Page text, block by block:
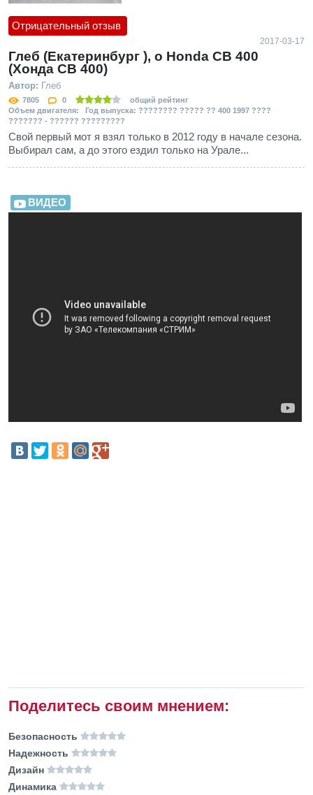
Отрицательный отзыв
2017-03-17
Глеб (Екатеринбург ), о Honda CB 400
(Хонда СВ 400)
Автор: Глеб
7805 0
общий рейтинг
Объем двигателя: Год выпуска: ???????? ????? ?? 400 1997 ????
??????? - ?????? ?????????
Свой первый мот я взял только в 2012 году в начале сезона.
Выбирал сам, а до этого ездил только на Урале...
ВИДЕО
Поделитесь своим мнением:
Безопасность
Надежность
Дизайн
Динамика